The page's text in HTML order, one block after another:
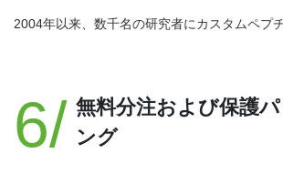
2004年以来、数千名の研究者にカスタムペプ
6/ 無料分注および保護
ング